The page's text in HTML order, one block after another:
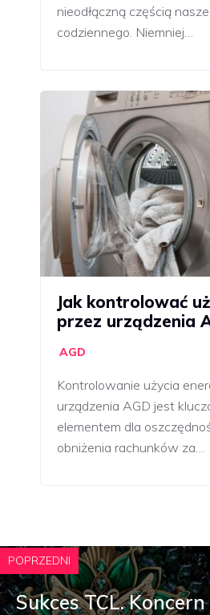
nieodłączną częścią
codziennego. Niemniej…
Jak kontrolować
przez urządzenia
AGD
Kontrolowanie użycia
urządzenia AGD jest
elementem dla
obniżenia rachunków za…
POPRZEDNI
Sukces TCL.